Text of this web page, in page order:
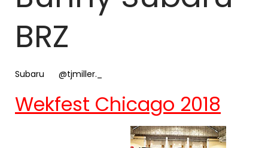
BRZ
Subaru @tjmiller._
Wekfest Chicago 2018